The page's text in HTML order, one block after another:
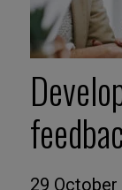
29 October